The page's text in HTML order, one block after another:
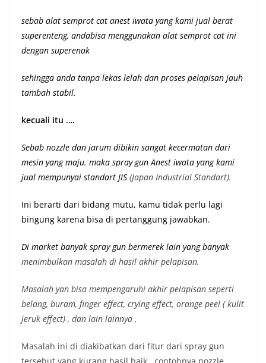
sebab alat semprot cat anest iwata yang kami jual berat
superenteng, andabisa menggunakan alat semprot cat ini
dengan superenak
sehingga anda tanpa lekas lelah dan proses pelapisan jauh
tambah stabil.
kecuali itu ….
Sebab nozzle dan jarum dibikin sangat kecermatan dari
mesin yang maju. maka spray gun Anest iwata yang kami
jual mempunyai standart JIS (Japan Industrial Standart).
Ini berarti dari bidang mutu, kamu tidak perlu lagi
bingung karena bisa di pertanggung jawabkan.
Di market banyak spray gun bermerek lain yang banyak
menimbulkan masalah di hasil akhir pelapisan.
Masalah yan bisa mempengaruhi akhir pelapisan seperti
belang, buram, finger effect, crying effect, orange peel ( kulit
jeruk effect) , dan lain lainnya ,
Masalah ini di diakibatkan dari fitur dari spray gun